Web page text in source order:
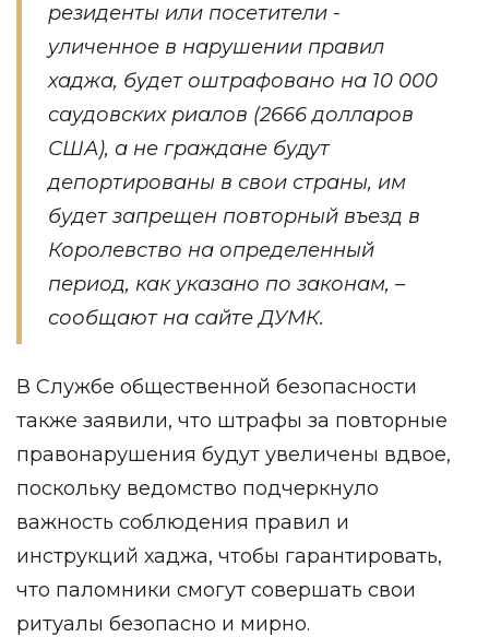
резиденты или посетители -
уличенное в нарушении правил
хаджа, будет оштрафовано на 10 000
саудовских риалов (2666 долларов
США), а не граждане будут
депортированы в свои страны, им
будет запрещен повторный въезд в
Королевство на определенный
период, как указано по законам, –
сообщают на сайте ДУМК.
В Службе общественной безопасности
также заявили, что штрафы за повторные
правонарушения будут увеличены вдвое,
поскольку ведомство подчеркнуло
важность соблюдения правил и
инструкций хаджа, чтобы гарантировать,
что паломники смогут совершать свои
ритуалы безопасно и мирно.